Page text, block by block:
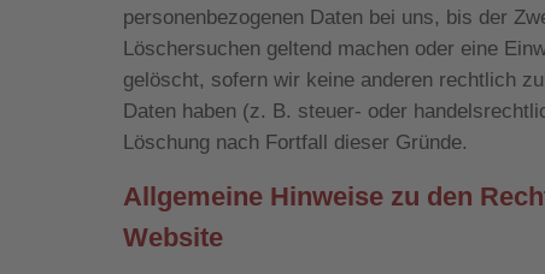
personenbezogenen Daten bei uns, bis der
Löschersuchen geltend machen oder eine
gelöscht, sofern wir keine anderen rechtlich
Daten haben (z. B. steuer- oder
Löschung nach Fortfall dieser Gründe.
Allgemeine Hinweise zu den
Website